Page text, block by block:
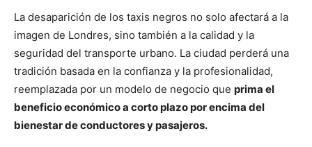
La desaparición de los taxis negros no solo afectará a la
imagen de Londres, sino también a la calidad y la
seguridad del transporte urbano. La ciudad perderá una
tradición basada en la confianza y la profesionalidad,
reemplazada por un modelo de negocio que prima el
beneficio económico a corto plazo por encima del
bienestar de conductores y pasajeros.